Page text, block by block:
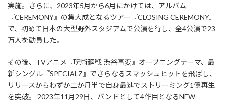
実施。さらに、2023年5月から6月にかけては、アルバム
『CEREMONY』の集大成となるツアー『CLOSING CEREMONY』
で、初めて日本の大型野外スタジアムで公演を行し、全4公演で23
万人を動員した。
その後、TVアニメ『呪術廻戦 渋谷事変』オープニングテーマ、最
新シングル『SPECIALZ』でさらなるスマッシュヒットを飛ばし、
リリースからわずか二か月半で自身最速でストリーミング1億再生
を突破。 2023年11月29日、バンドとして4作目となるNEW